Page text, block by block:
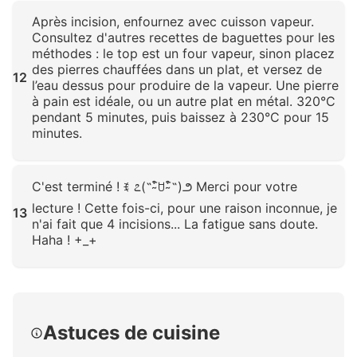
12
Après incision, enfournez avec cuisson vapeur.
Consultez d'autres recettes de baguettes pour les
méthodes : le top est un four vapeur, sinon placez
des pierres chauffées dans un plat, et versez de
l’eau dessus pour produire de la vapeur. Une pierre
à pain est idéale, ou un autre plat en métal. 320°C
pendant 5 minutes, puis baissez à 230°C pour 15
minutes.
13
C'est terminé ! ꉂ ೭(˵¯̴͒ꇴ¯̴͒˵)౨ Merci pour votre
lecture ! Cette fois-ci, pour une raison inconnue, je
n'ai fait que 4 incisions... La fatigue sans doute.
Haha ! +_+
Astuces de cuisine